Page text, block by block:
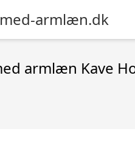
armlæn.dk
armlæn Kave